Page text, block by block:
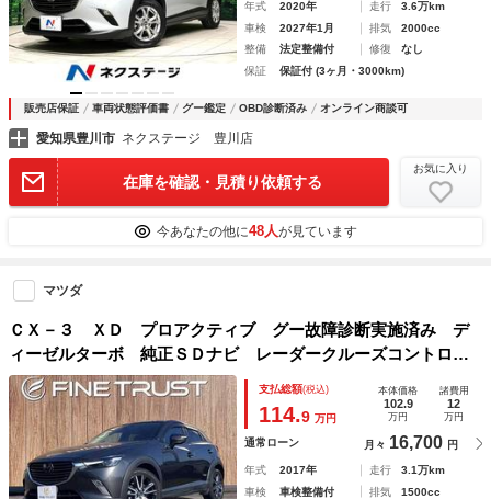
年式 2020年 走行
3.6万km
車検
2027年1月 排気
2000cc
整備
法定整備付 修復
なし
保証
保証付 (3ヶ月・3000km)
販売店保証 車両状態評価書 グー鑑定 OBD診断済み オンライン商談可
愛知県豊川市 ネクステージ 豊川店
在庫を確認・見積り依頼する
お気に入り
今あなたの他に48人が見ています
マツダ
ＣＸ－３ ＸＤ プロアクティブ グー故障診断実施済み デ
ィーゼルターボ 純正ＳＤナビ レーダークルーズコントロー
ル バックカメラ 衝突軽減ブレーキ コーナーセンサー 禁
煙 フルセグＴＶ ブルートゥース接続 ハーフレザー スマ
ートキー
支払総額(税込)
114.9 万円
本体価格
102.9
万円
諸費用
12
万円
通常ローン 月々 16,700 円
年式 2017年 走行
3.1万km
車検
車検整備付 排気
1500cc